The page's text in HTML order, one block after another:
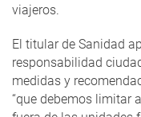
viajeros.
El titular de Sanidad
responsabilidad
medidas y
“que debemos limitar